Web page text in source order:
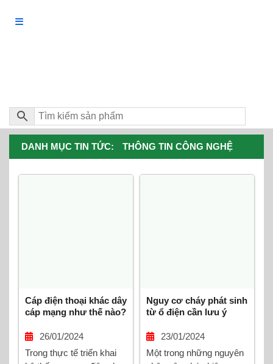
DANH MỤC TIN TỨC: THÔNG TIN CÔNG NGHỆ
Cáp điện thoại khác dây
cáp mạng như thế nào?
26/01/2024
Trong thực tế triển khai
Nguy cơ cháy phát sinh
từ ổ điện cần lưu ý
23/01/2024
Một trong những nguyên